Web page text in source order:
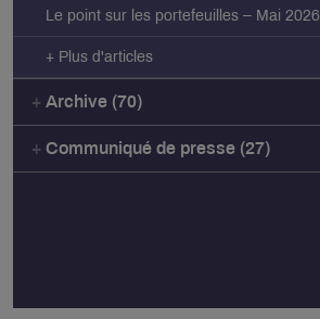
Le point sur les portefeuilles – Mai 2026
+ Plus d'articles
Archive (70)
Communiqué de presse (27)